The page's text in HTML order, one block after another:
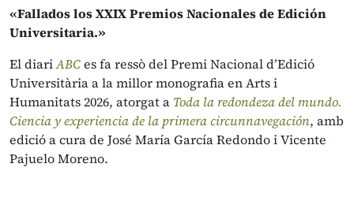
«Fallados los XXIX Premios Nacionales de Edición
Universitaria.»
El diariABCes fa ressò del Premi Nacional d’Edició
Universitària a la millor monografia en Arts i
Humanitats 2026, atorgat a Toda la redondeza del mundo.
Ciencia y experiencia de la primera circunnavegación, amb
edició a cura de José María García Redondo i Vicente
Pajuelo Moreno.